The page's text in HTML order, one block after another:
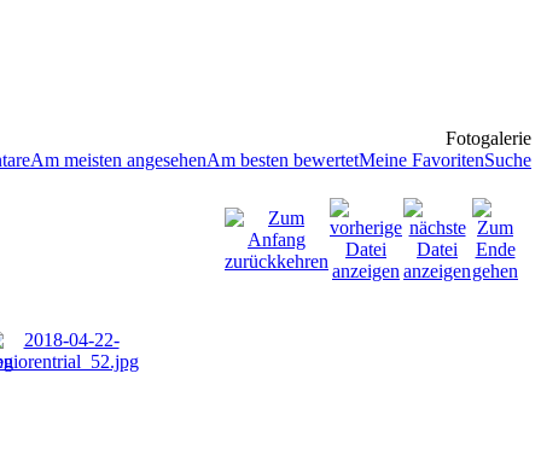
Fotogalerie
Am meisten angesehenAm besten bewertetMeine FavoritenSuche